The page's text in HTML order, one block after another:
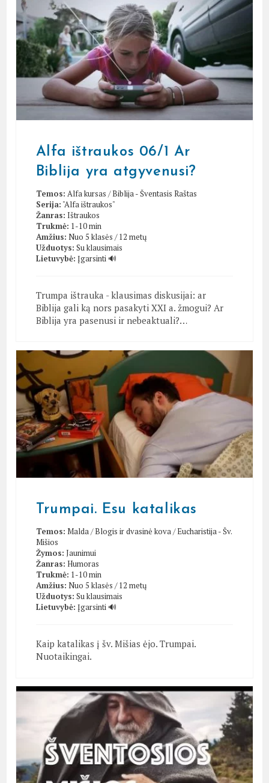
Alfa ištraukos 06/1 Ar
Biblija yra atgyvenusi?
Temos: Alfa kursas /Biblija - Šventasis Raštas
Serija: "Alfa ištraukos"
Žanras: Ištraukos
Trukmė: 1-10 min
Amžius: Nuo 5 klasės / 12 metų
Užduotys: Su klausimais
Lietuvybė: Įgarsinti 🔊
Trumpa ištrauka - klausimas diskusijai: ar
Biblija gali ką nors pasakyti XXI a. žmogui? Ar
Biblija yra pasenusi ir nebeaktuali?…
Trumpai. Esu katalikas
Temos: Malda/Blogis ir dvasinė kova/Eucharistija - Šv.
Mišios
Žymos: Jaunimui
Žanras: Humoras
Trukmė: 1-10 min
Amžius: Nuo 5 klasės / 12 metų
Užduotys: Su klausimais
Lietuvybė: Įgarsinti 🔊
Kaip katalikas į šv. Mišias ėjo. Trumpai.
Nuotaikingai.